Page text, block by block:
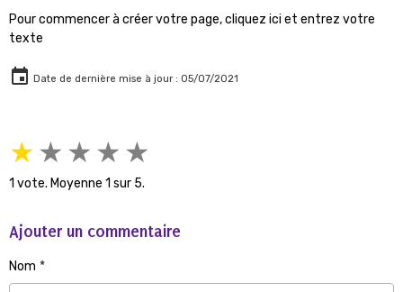
Pour commencer à créer votre page, cliquez ici et entrez votre
texte
Date de dernière mise à jour : 05/07/2021
★★ ★ ★ ★
1 vote. Moyenne 1 sur 5.
Ajouter un commentaire
Nom